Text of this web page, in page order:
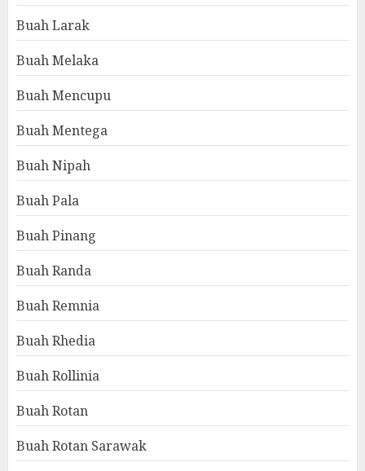
Buah Larak
Buah Melaka
Buah Mencupu
Buah Mentega
Buah Nipah
Buah Pala
Buah Pinang
Buah Randa
Buah Remnia
Buah Rhedia
Buah Rollinia
Buah Rotan
Buah Rotan Sarawak